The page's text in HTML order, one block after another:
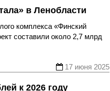
в Ленобласти
комплекса «Финский
составили около 2,7 млрд
17 июня 2025
к 2026 году